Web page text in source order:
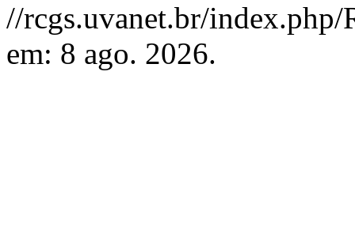
//rcgs.uvanet.br/
em: 8 ago. 2026.